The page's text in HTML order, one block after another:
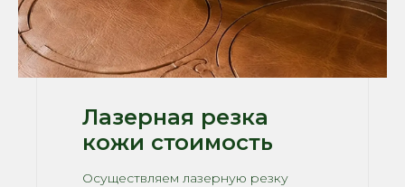
Лазерная резка
кожи стоимость
Осуществляем лазерную резку